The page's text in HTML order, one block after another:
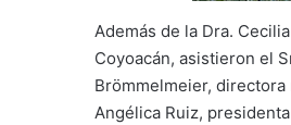
Además de la Dra.
Coyoacán, asistieron el
Brömmelmeier,
Angélica Ruiz,